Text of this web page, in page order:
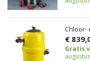
Chloor-
€
Gratis
augustus